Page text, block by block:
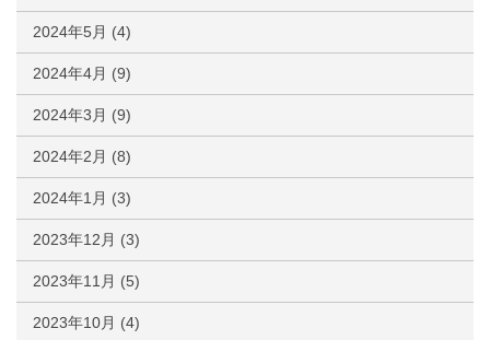
2024年5月 (4)
2024年4月 (9)
2024年3月 (9)
2024年2月 (8)
2024年1月 (3)
2023年12月 (3)
2023年11月 (5)
2023年10月 (4)